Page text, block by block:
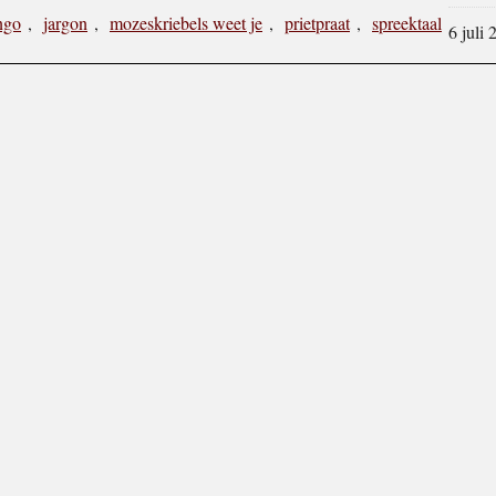
, jargon , mozeskriebels weet je , prietpraat , spreektaal 6 juli